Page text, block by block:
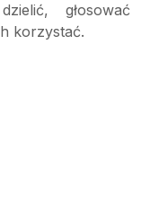
głosować
korzystać.